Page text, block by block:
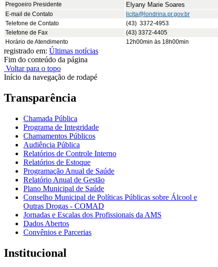
Pregoeiro Presidente
Elyany Marie Soares
E-mail de Contato
licita@londrina.pr.gov.br
Telefone de Contato
(43) 3372-4953
Telefone de Fax
(43) 3372-4405
Horário de Atendimento
12h00min às 18h00min
registrado em: Últimas notícias
Fim do conteúdo da página
Voltar para o topo
Início da navegação de rodapé
Transparência
Chamada Pública
Programa de Integridade
Chamamentos Públicos
Audiência Pública
Relatórios de Controle Interno
Relatórios de Estoque
Programação Anual de Saúde
Relatório Anual de Gestão
Plano Municipal de Saúde
Conselho Municipal de Políticas Públicas sobre Álcool e
Outras Drogas - COMAD
Jornadas e Escalas dos Profissionais da AMS
Dados Abertos
Convênios e Parcerias
Institucional